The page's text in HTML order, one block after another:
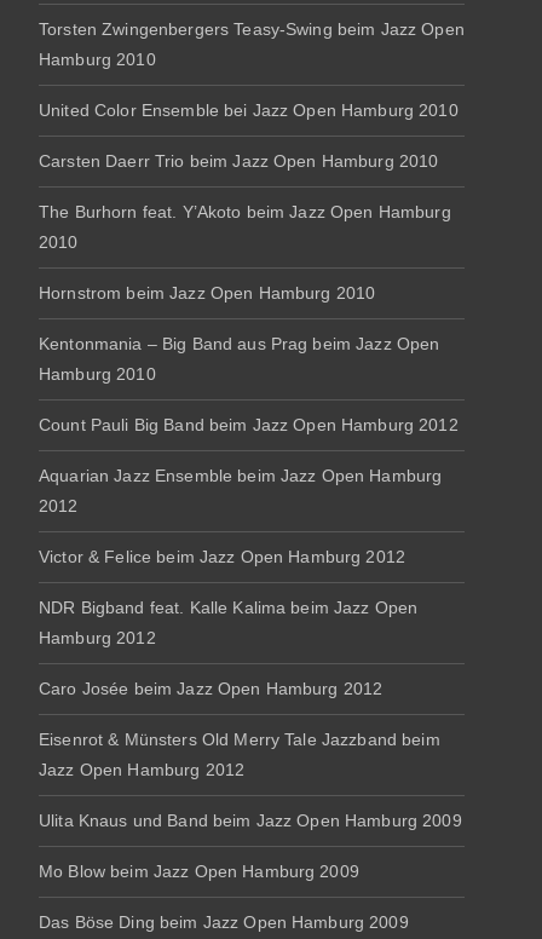
Torsten Zwingenbergers Teasy-Swing beim Jazz Open
Hamburg 2010
United Color Ensemble bei Jazz Open Hamburg 2010
Carsten Daerr Trio beim Jazz Open Hamburg 2010
The Burhorn feat. Y’Akoto beim Jazz Open Hamburg
2010
Hornstrom beim Jazz Open Hamburg 2010
Kentonmania – Big Band aus Prag beim Jazz Open
Hamburg 2010
Count Pauli Big Band beim Jazz Open Hamburg 2012
Aquarian Jazz Ensemble beim Jazz Open Hamburg
2012
Victor & Felice beim Jazz Open Hamburg 2012
NDR Bigband feat. Kalle Kalima beim Jazz Open
Hamburg 2012
Caro Josée beim Jazz Open Hamburg 2012
Eisenrot & Münsters Old Merry Tale Jazzband beim
Jazz Open Hamburg 2012
Ulita Knaus und Band beim Jazz Open Hamburg 2009
Mo Blow beim Jazz Open Hamburg 2009
Das Böse Ding beim Jazz Open Hamburg 2009